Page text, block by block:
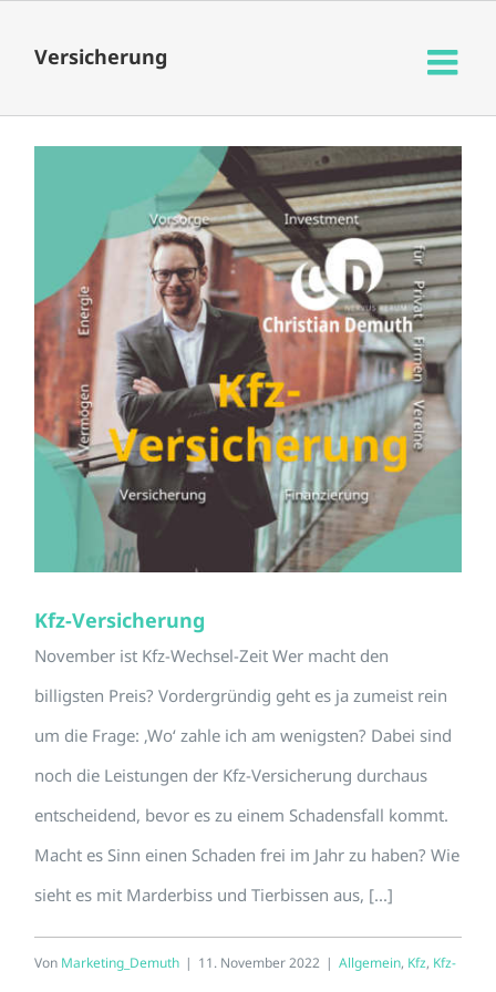
Versicherung
Kfz-Versicherung
Kfz-Versicherung
November ist Kfz-Wechsel-Zeit Wer macht den
billigsten Preis? Vordergründig geht es ja zumeist rein
um die Frage: ‚Wo‘ zahle ich am wenigsten? Dabei sind
noch die Leistungen der Kfz-Versicherung durchaus
entscheidend, bevor es zu einem Schadensfall kommt.
Macht es Sinn einen Schaden frei im Jahr zu haben? Wie
sieht es mit Marderbiss und Tierbissen aus, [...]
Von Marketing_Demuth | 11. November 2022 | Allgemein, Kfz, Kfz-